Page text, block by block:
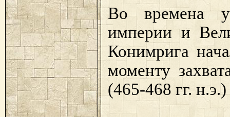
Во времена
империи и
Конимрига
моменту
(465-468 гг.